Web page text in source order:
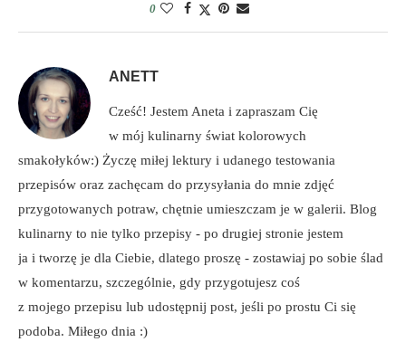
0
ANETT
Cześć! Jestem Aneta i zapraszam Cię
w mój kulinarny świat kolorowych
smakołyków:) Życzę miłej lektury i udanego testowania
przepisów oraz zachęcam do przysyłania do mnie zdjęć
przygotowanych potraw, chętnie umieszczam je w galerii. Blog
kulinarny to nie tylko przepisy - po drugiej stronie jestem
ja i tworzę je dla Ciebie, dlatego proszę - zostawiaj po sobie ślad
w komentarzu, szczególnie, gdy przygotujesz coś
z mojego przepisu lub udostępnij post, jeśli po prostu Ci się
podoba. Miłego dnia :)